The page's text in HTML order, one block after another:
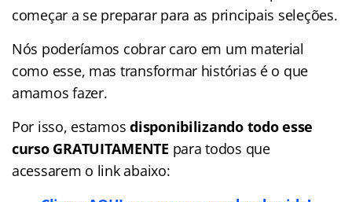
começar a se preparar para as principais seleções.
Nós poderíamos cobrar caro em um material
como esse, mas transformar histórias é o que
amamos fazer.
Por isso, estamos disponibilizando todo esse
curso GRATUITAMENTE para todos que
acessarem o link abaixo: